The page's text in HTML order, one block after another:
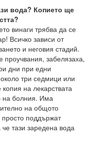
вода? Копието ще
винаги трябва да се
Всичко зависи от
и неговия стадий.
проучвания, забелязаха,
дни при едни
три седмици или
на лекарствата
на болния. Има
на общото
поддържат
тази заредена вода